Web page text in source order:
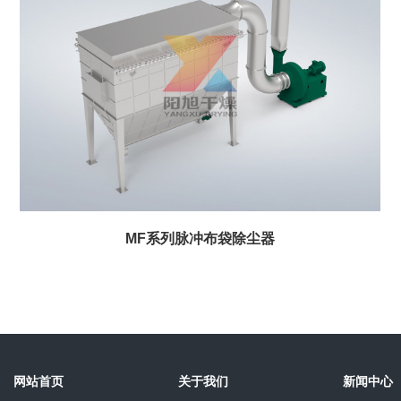
MF系列脉冲布袋除尘器
网站首页 关于我们 新闻中心